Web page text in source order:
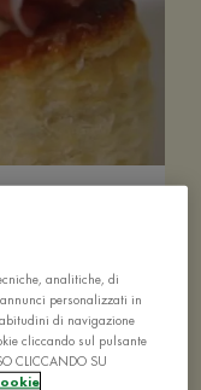
4 PERSONE
analitiche, di
personalizzati in
di navigazione
cliccando sul pulsante
CLICCANDO SU